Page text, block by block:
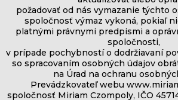
požadovať od nás vymazanie týchto
spoločnosť výmaz vykoná, pokiaľ
platnými právnymi predpismi a
spoločnosti,
v prípade pochybností o dodržiavaní
so spracovaním osobných údajov
na Úrad na ochranu
Prevádzkovateľ webu
spoločnosť Miriam Czompoly, IČO